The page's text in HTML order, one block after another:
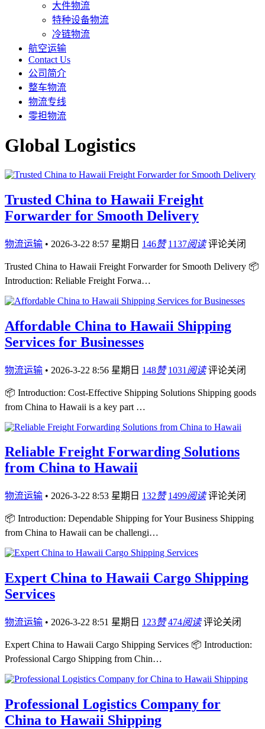
大件物流
特种设备物流
冷链物流
航空运输
Contact Us
公司简介
整车物流
物流专线
零担物流
Global Logistics
Trusted China to Hawaii Freight
Forwarder for Smooth Delivery
物流运输 • 2026-3-22 8:57 星期日 146赞 1137阅读 评论关闭
Trusted China to Hawaii Freight Forwarder for Smooth Delivery 📦
Introduction: Reliable Freight Forwa…
Affordable China to Hawaii Shipping
Services for Businesses
物流运输 • 2026-3-22 8:56 星期日 148赞 1031 阅读 评论关闭
📦 Introduction: Cost-Effective Shipping Solutions Shipping goods
from China to Hawaii is a key part …
Reliable Freight Forwarding Solutions
from China to Hawaii
物流运输 • 2026-3-22 8:53 星期日 132赞 1499阅读 评论关闭
📦 Introduction: Dependable Shipping for Your Business Shipping
from China to Hawaii can be challengi…
Expert China to Hawaii Cargo Shipping
Services
物流运输 • 2026-3-22 8:51 星期日 123赞 474阅读 评论关闭
Expert China to Hawaii Cargo Shipping Services 📦 Introduction:
Professional Cargo Shipping from Chin…
Professional Logistics Company for
China to Hawaii Shipping